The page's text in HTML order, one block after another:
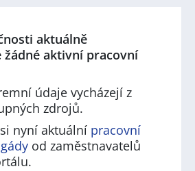
aktuálně
žádné aktivní pracovní
údaje vycházejí z
zdrojů.
nyní aktuální pracovní
od zaměstnavatelů